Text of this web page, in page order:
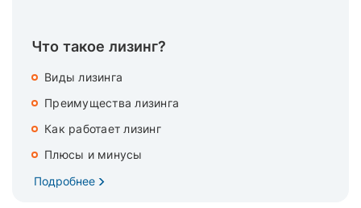
Что такое лизинг?
Виды лизинга
Преимущества лизинга
Как работает лизинг
Плюсы и минусы
Подробнее